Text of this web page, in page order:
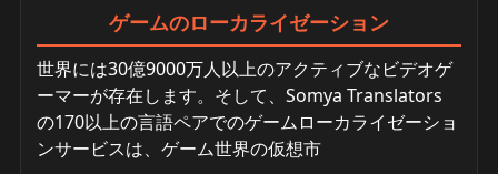
ゲームのローカライゼーション
世界には30億9000万人以上のアクティブなビデオゲ
ーマーが存在します。そして、Somya Translators
の170以上の言語ペアでのゲームローカライゼーショ
ンサービスは、ゲーム世界の仮想市